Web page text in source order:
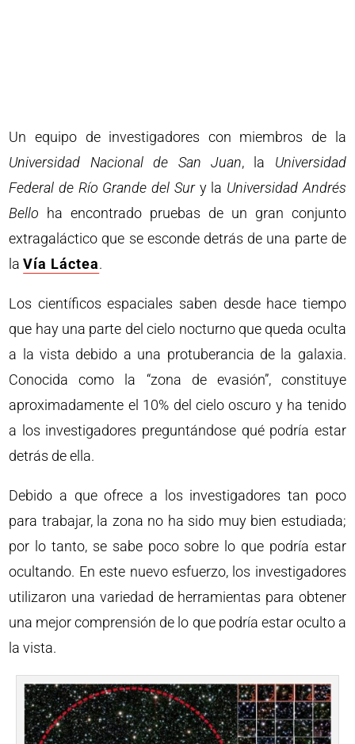
Un equipo de investigadores con miembros de la
Universidad Nacional de San Juan, la Universidad
Federal de Río Grande del Sury la Universidad Andrés
Bello ha encontrado pruebas de un gran conjunto
extragaláctico que se esconde detrás de una parte de
laVía Láctea.
Los científicos espaciales saben desde hace tiempo
que hay una parte del cielo nocturno que queda oculta
a la vista debido a una protuberancia de la galaxia.
Conocida como la “zona de evasión”, constituye
aproximadamente el 10% del cielo oscuro y ha tenido
a los investigadores preguntándose qué podría estar
detrás de ella.
Debido a que ofrece a los investigadores tan poco
para trabajar, la zona no ha sido muy bien estudiada;
por lo tanto, se sabe poco sobre lo que podría estar
ocultando. En este nuevo esfuerzo, los investigadores
utilizaron una variedad de herramientas para obtener
una mejor comprensión de lo que podría estar oculto a
la vista.